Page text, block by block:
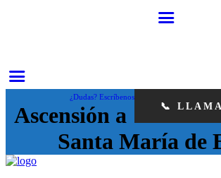
📞
¿Dudas? Escríbenos
Ascensión a
Santa María de